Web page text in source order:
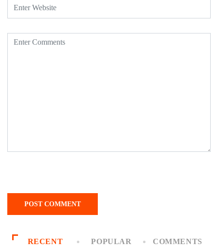
RECENT POPULAR COMMENTS